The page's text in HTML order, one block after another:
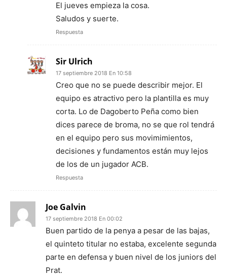
El jueves empieza la cosa.
Saludos y suerte.
Respuesta
Sir Ulrich
17 septiembre 2018 En 10:58
Creo que no se puede describir mejor. El
equipo es atractivo pero la plantilla es muy
corta. Lo de Dagoberto Peña como bien
dices parece de broma, no se que rol tendrá
en el equipo pero sus movimimientos,
decisiones y fundamentos están muy lejos
de los de un jugador ACB.
Respuesta
Joe Galvin
17 septiembre 2018 En 00:02
Buen partido de la penya a pesar de las bajas,
el quinteto titular no estaba, excelente segunda
parte en defensa y buen nivel de los juniors del
Prat.